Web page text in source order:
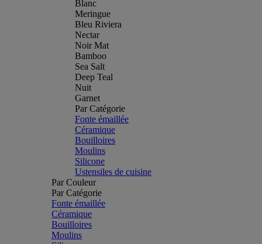
Blanc
Meringue
Bleu Riviera
Nectar
Noir Mat
Bamboo
Sea Salt
Deep Teal
Nuit
Garnet
Par Catégorie
Fonte émaillée
Céramique
Bouilloires
Moulins
Silicone
Ustensiles de cuisine
Par Couleur
Par Catégorie
Fonte émaillée
Céramique
Bouilloires
Moulins